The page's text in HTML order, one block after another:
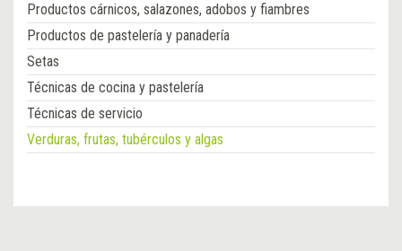
Productos cárnicos, salazones, adobos y fiambres
Productos de pastelería y panadería
Setas
Técnicas de cocina y pastelería
Técnicas de servicio
Verduras, frutas, tubérculos y algas